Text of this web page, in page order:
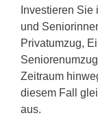
Investieren
und
Privatumzug,
Zeitraum
diesem Fall
aus.